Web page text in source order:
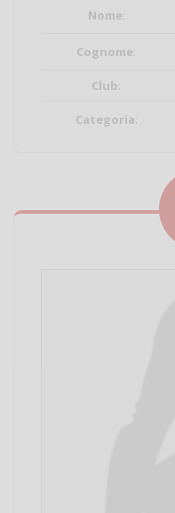
Nome:
Cognome:
Club:
Categoria: